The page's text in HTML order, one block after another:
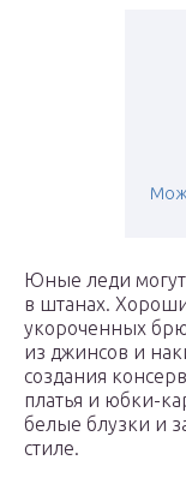
Юные леди могут
в штанах.
укороченных
из джинсов и
создания
платья и юбки-
белые блузки и
стиле.